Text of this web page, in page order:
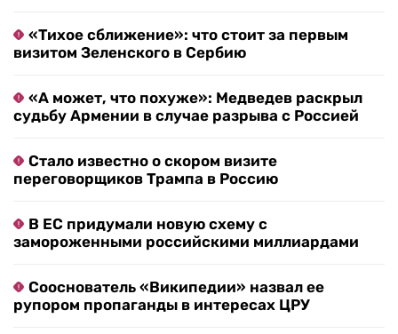
«Тихое сближение»: что стоит за первым
визитом Зеленского в Сербию
«А может, что похуже»: Медведев раскрыл
судьбу Армении в случае разрыва с Россией
Стало известно о скором визите
переговорщиков Трампа в Россию
В ЕС придумали новую схему с
замороженными российскими миллиардами
Сооснователь «Википедии» назвал ее
рупором пропаганды в интересах ЦРУ